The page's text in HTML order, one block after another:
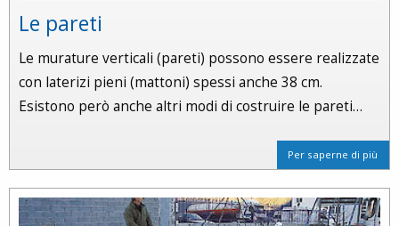
Le pareti
Le murature verticali (pareti) possono essere realizzate
con laterizi pieni (mattoni) spessi anche 38 cm.
Esistono però anche altri modi di costruire le pareti…
Per saperne di più